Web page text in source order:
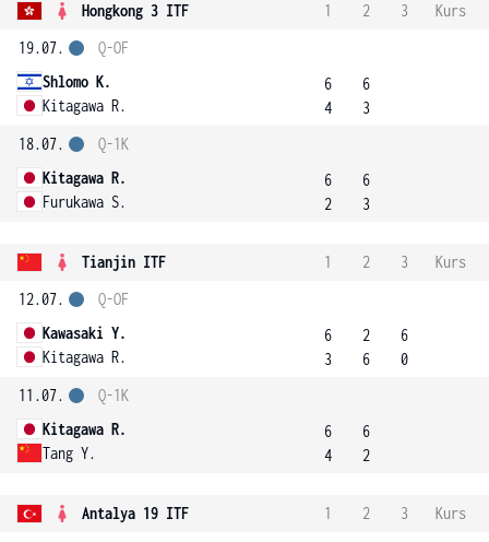
Hongkong 3 ITF 1 2 3
Kurs
19.07.
Shlomo K.
Kitagawa R.
Q-OF
6
4
6
3
18.07.
Kitagawa R.
Furukawa S.
Q-1K
6
2
6
3
Tianjin ITF 1 2 3
Kurs
12.07.
Kawasaki Y.
Kitagawa R.
Q-OF
6
3
2
6
6
0
11.07.
Kitagawa R.
Tang Y.
Q-1K
6
4
6
2
Antalya 19 ITF 1 2 3
Kurs